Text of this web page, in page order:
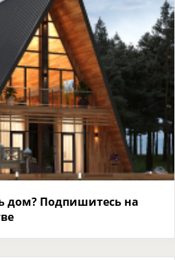
дом? Подпишитесь на